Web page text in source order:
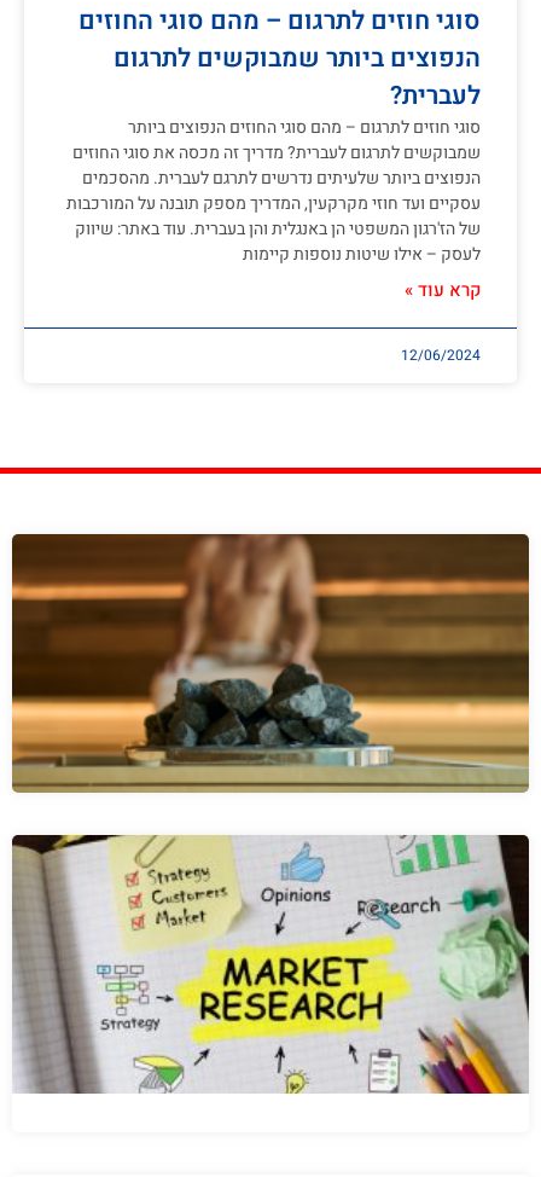
סוגי חוזים לתרגום – מהם סוגי החוזים
הנפוצים ביותר שמבוקשים לתרגום
לעברית?
סוגי חוזים לתרגום – מהם סוגי החוזים הנפוצים ביותר
שמבוקשים לתרגום לעברית? מדריך זה מכסה את סוגי החוזים
הנפוצים ביותר שלעיתים נדרשים לתרגם לעברית. מהסכמים
עסקיים ועד חוזי מקרקעין, המדריך מספק תובנה על המורכבות
של הז'רגון המשפטי הן באנגלית והן בעברית. עוד באתר: שיווק
לעסק – אילו שיטות נוספות קיימות
קרא עוד »
12/06/2024